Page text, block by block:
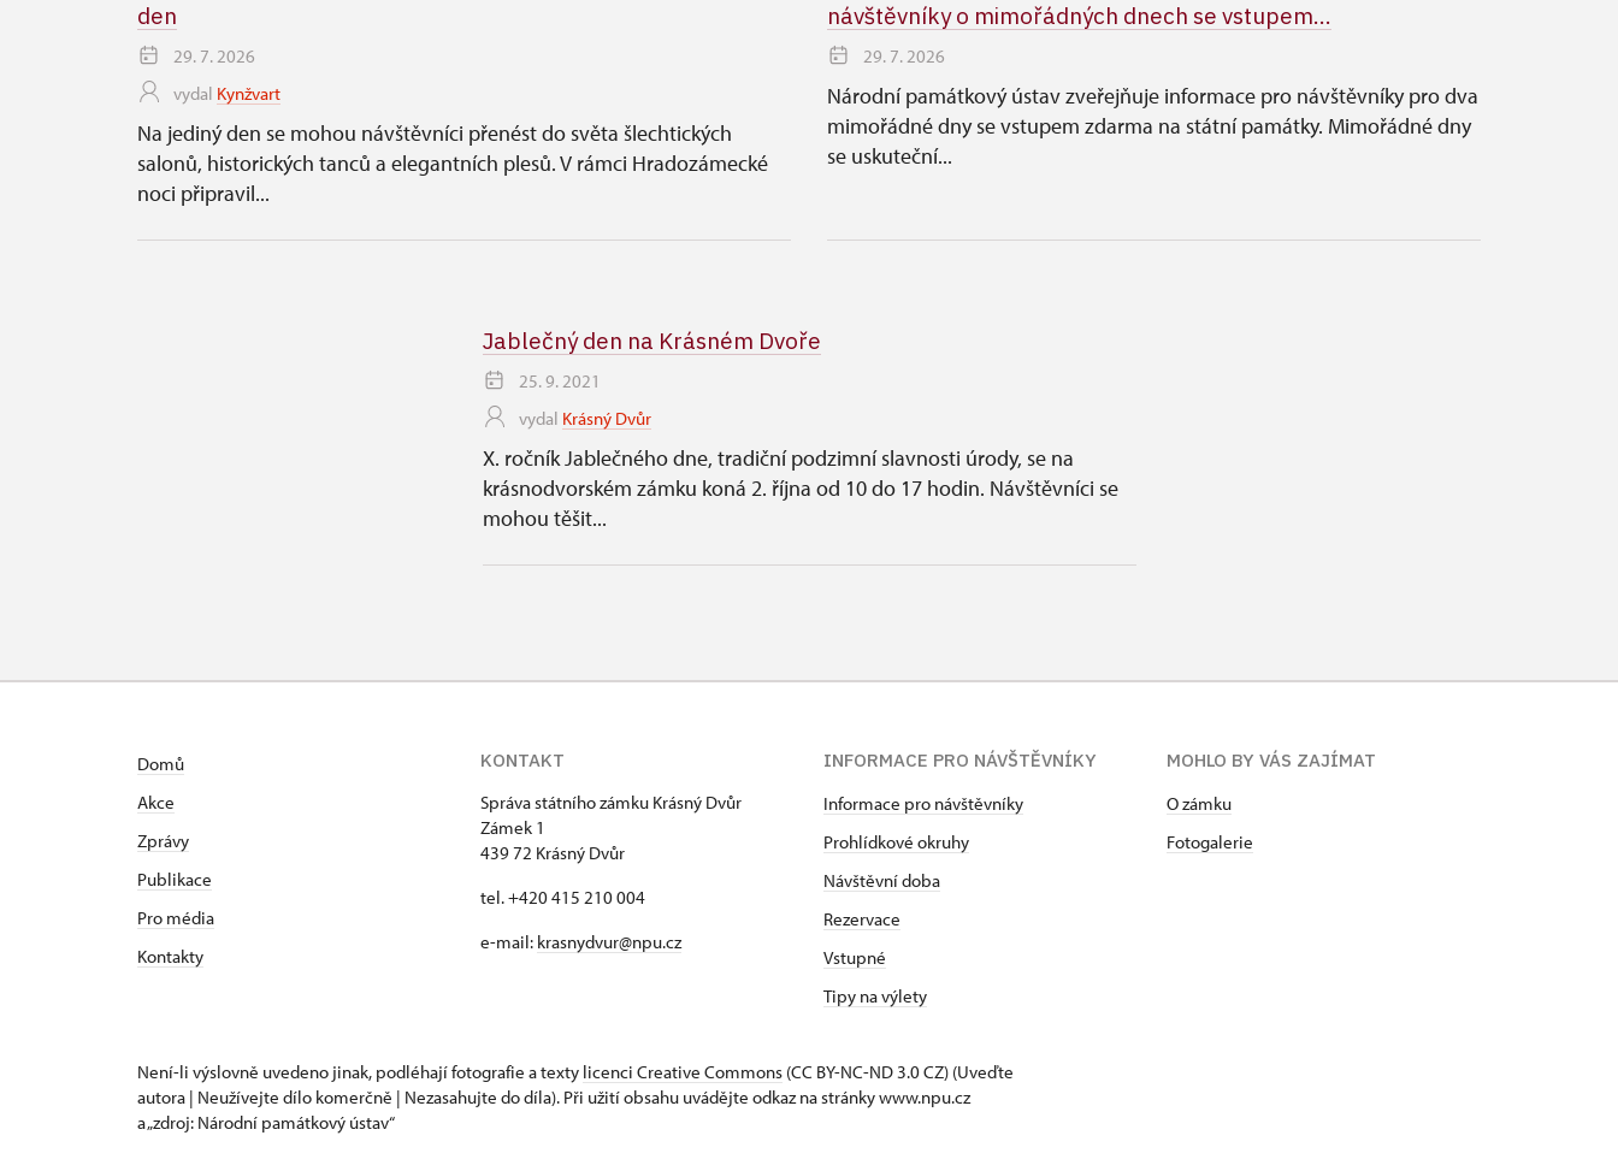
den
29. 7. 2026
vydal Kynžvart
Na jediný den se mohou návštěvníci přenést do světa šlechtických
salonů, historických tanců a elegantních plesů. V rámci Hradozámecké
noci připravil...
návštěvníky o mimořádných dnech se vstupem...
29. 7. 2026
Národní památkový ústav zveřejňuje informace pro návštěvníky pro dva
mimořádné dny se vstupem zdarma na státní památky. Mimořádné dny
se uskuteční...
Jablečný den na Krásném Dvoře
25. 9. 2021
vydal Krásný Dvůr
X. ročník Jablečného dne, tradiční podzimní slavnosti úrody, se na
krásnodvorském zámku koná 2. října od 10 do 17 hodin. Návštěvníci se
mohou těšit...
Domů
Akce
Zprávy
Publikace
Pro média
Kontakty
KONTAKT
Správa státního zámku Krásný Dvůr
Zámek 1
439 72 Krásný Dvůr
tel. +420 415 210 004
e-mail: krasnydvur@npu.cz
INFORMACE PRO NÁVŠTĚVNÍKY
Informace pro návštěvníky
Prohlídkové okruhy
Návštěvní doba
Rezervace
Vstupné
Tipy na výlety
MOHLO BY VÁS ZAJÍMAT
O zámku
Fotogalerie
Není-li výslovně uvedeno jinak, podléhají fotografie a texty licenci Creative Commons (CC BY-NC-ND 3.0 CZ) (Uveďte
autora | Neužívejte dílo komerčně | Nezasahujte do díla). Při užití obsahu uvádějte odkaz na stránky www.npu.cz
a „zdroj: Národní památkový ústav“